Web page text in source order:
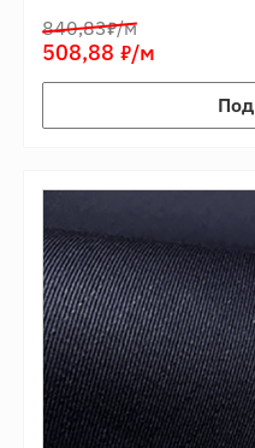
508,88 7/м
840,837/м